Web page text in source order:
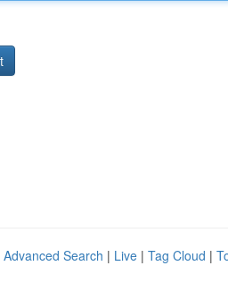
Advanced Search | Live | Tag Cloud |